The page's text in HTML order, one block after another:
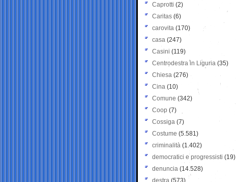
Caprotti (2)
Caritas (6)
carovita (170)
casa (247)
Casini (119)
Centrodestra in Liguria (35)
Chiesa (276)
Cina (10)
Comune (342)
Coop (7)
Cossiga (7)
Costume (5.581)
criminalità (1.402)
democratici e progressisti (19)
denuncia (14.528)
destra (573)